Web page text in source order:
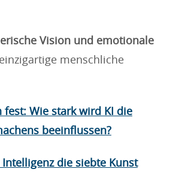
Vision und emotionale
menschliche
fest: Wie stark wird KI die
beeinflussen?
die siebte Kunst